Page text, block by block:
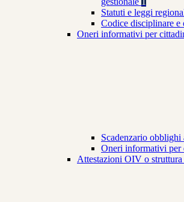
Statuti e leggi
Codice disciplinare e
Oneri informativi per
Scadenzario
Oneri informativi per
Attestazioni OIV o struttura